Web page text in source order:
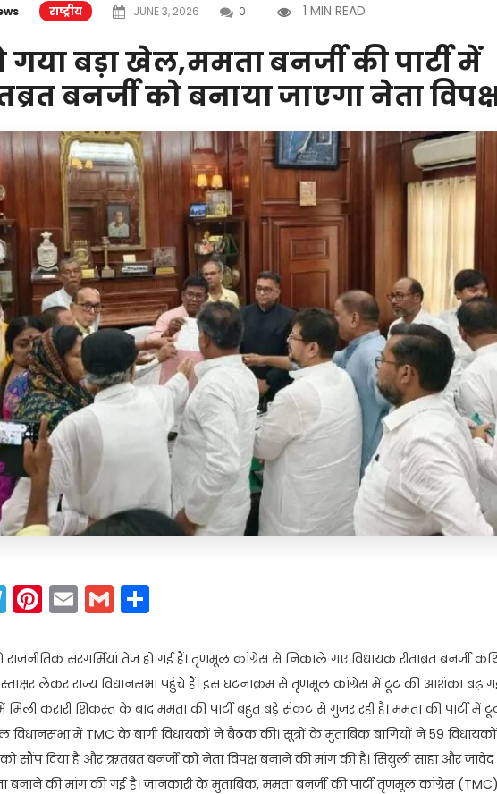
राष्ट्रीय JUNE 3, 2026 0 1 MIN READ
बड़ा खेल,ममता बनर्जी की पार्टी में
बनर्जी को बनाया जाएगा नेता
Telegram
Pinterest
EmailGmail
राजनीतिक सरगर्मियां तेज हो गई हैं। तृणमूल कांग्रेस से निकाले गए विधायक रीताब्रत बनर्जी
लेकर राज्य विधानसभा पहुंचे हैं। इस घटनाक्रम से तृणमूल कांग्रेस में टूट की आशंका बढ़
करारी शिकस्त के बाद ममता की पार्टी बहुत बड़े संकट से गुजर रही है। ममता की पार्टी में
विधानसभा में TMC के बागी विधायकों ने बैठक की। सूत्रों के मुताबिक बागियों ने 59
सौंप दिया है और ऋतब्रत बनर्जी को नेता विपक्ष बनाने की मांग की है। सियुली साहा और जावेद
बनाने की मांग की गई है। जानकारी के मुताबिक, ममता बनर्जी की पार्टी तृणमूल कांग्रेस